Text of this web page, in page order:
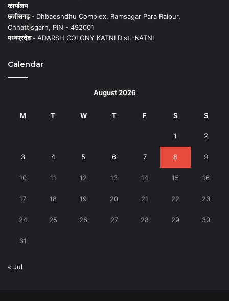
कार्यालय
छत्तीसगढ़ - Dhbaesndhu Complex, Ramsagar Para Raipur,
Chhattisgarh, PIN - 492001
मध्यप्रदेश -ADARSH COLONY KATNI Dist.-KATNI
Calendar
August 2026
M T W T F S S
1 2
3 4 5 6 7 8 9
10 11 12 13 14 15 16
17 18 19 20 21 22 23
24 25 26 27 28 29 30
31
« Jul